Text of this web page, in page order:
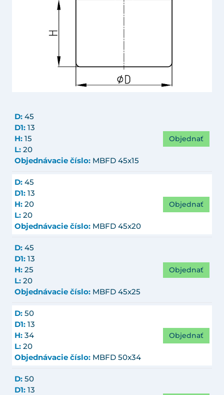
D: 45
D1: 13
H: 15
L: 20
Objednávacie číslo: MBFD 45x15
Objednať
D: 45
D1: 13
H: 20
L: 20
Objednávacie číslo: MBFD 45x20
Objednať
D: 45
D1: 13
H: 25
L: 20
Objednávacie číslo: MBFD 45x25
Objednať
D: 50
D1: 13
H: 34
L: 20
Objednávacie číslo: MBFD 50x34
Objednať
D: 50
D1: 13